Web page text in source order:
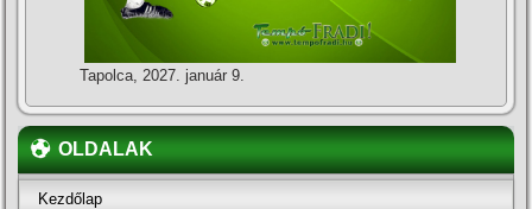
Tapolca, 2027. január 9.
OLDALAK
Kezdőlap